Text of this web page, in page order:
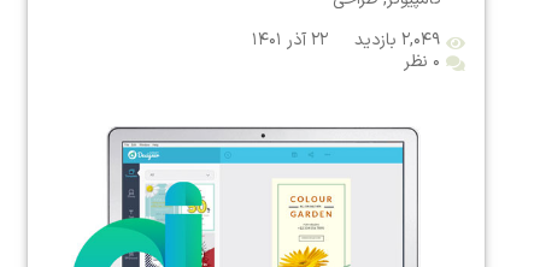
۲,۰۴۹ بازدید
۲۲ آذر ۱۴۰۱
۰ نظر